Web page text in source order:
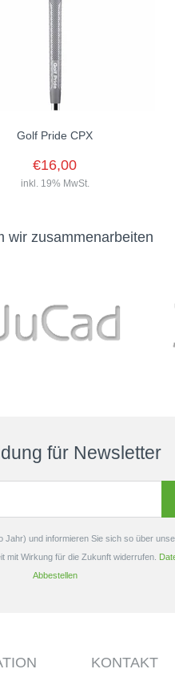
Golf Pride CPX
€16,00
inkl. 19% MwSt.
Runde...
wir zusammenarbeiten
für Newsletter
und informieren Sie sich so über
mit Wirkung für die Zukunft widerrufen.
Abbestellen
KONTAKT